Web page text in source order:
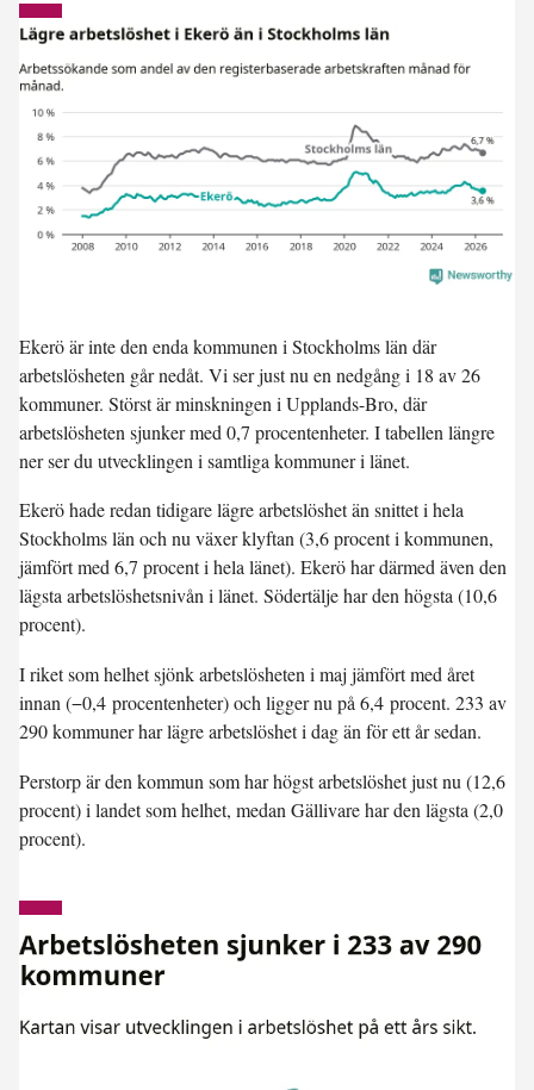
Ekerö är inte den enda kommunen i Stockholms län där
arbetslösheten går nedåt. Vi ser just nu en nedgång i 18 av 26
kommuner. Störst är minskningen i Upplands-Bro, där
arbetslösheten sjunker med 0,7 procentenheter. I tabellen längre
ner ser du utvecklingen i samtliga kommuner i länet.
Ekerö hade redan tidigare lägre arbetslöshet än snittet i hela
Stockholms län och nu växer klyftan (3,6 procent i kommunen,
jämfört med 6,7 procent i hela länet). Ekerö har därmed även den
lägsta arbetslöshetsnivån i länet. Södertälje har den högsta (10,6
procent).
I riket som helhet sjönk arbetslösheten i maj jämfört med året
innan (−0,4 procentenheter) och ligger nu på 6,4 procent. 233 av
290 kommuner har lägre arbetslöshet i dag än för ett år sedan.
Perstorp är den kommun som har högst arbetslöshet just nu (12,6
procent) i landet som helhet, medan Gällivare har den lägsta (2,0
procent).